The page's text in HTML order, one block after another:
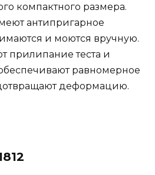
компактного размера.
антипригарное
и моются вручную.
прилипание теста и
равномерное
деформацию.